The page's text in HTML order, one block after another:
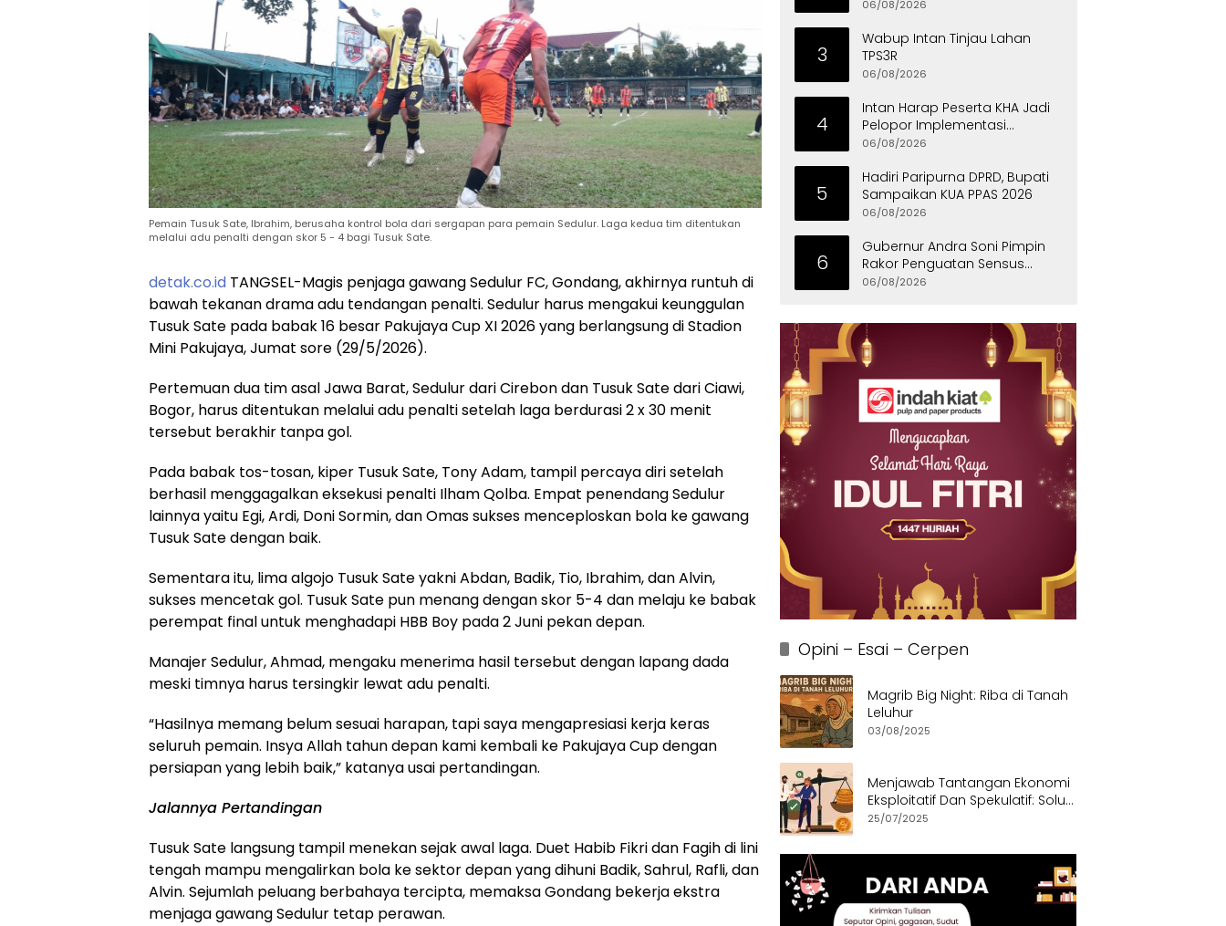
Pemain Tusuk Sate, Ibrahim, berusaha kontrol bola dari sergapan para pemain Sedulur. Laga kedua tim ditentukan
melalui adu penalti dengan skor 5 - 4 bagi Tusuk Sate.
detak.co.id TANGSEL-Magis penjaga gawang Sedulur FC, Gondang, akhirnya runtuh di
bawah tekanan drama adu tendangan penalti. Sedulur harus mengakui keunggulan
Tusuk Sate pada babak 16 besar Pakujaya Cup XI 2026 yang berlangsung di Stadion
Mini Pakujaya, Jumat sore (29/5/2026).
Pertemuan dua tim asal Jawa Barat, Sedulur dari Cirebon dan Tusuk Sate dari Ciawi,
Bogor, harus ditentukan melalui adu penalti setelah laga berdurasi 2 x 30 menit
tersebut berakhir tanpa gol.
Pada babak tos-tosan, kiper Tusuk Sate, Tony Adam, tampil percaya diri setelah
berhasil menggagalkan eksekusi penalti Ilham Qolba. Empat penendang Sedulur
lainnya yaitu Egi, Ardi, Doni Sormin, dan Omas sukses menceploskan bola ke gawang
Tusuk Sate dengan baik.
Sementara itu, lima algojo Tusuk Sate yakni Abdan, Badik, Tio, Ibrahim, dan Alvin,
sukses mencetak gol. Tusuk Sate pun menang dengan skor 5-4 dan melaju ke babak
perempat final untuk menghadapi HBB Boy pada 2 Juni pekan depan.
Manajer Sedulur, Ahmad, mengaku menerima hasil tersebut dengan lapang dada
meski timnya harus tersingkir lewat adu penalti.
“Hasilnya memang belum sesuai harapan, tapi saya mengapresiasi kerja keras
seluruh pemain. Insya Allah tahun depan kami kembali ke Pakujaya Cup dengan
persiapan yang lebih baik,” katanya usai pertandingan.
Jalannya Pertandingan
Tusuk Sate langsung tampil menekan sejak awal laga. Duet Habib Fikri dan Fagih di lini
tengah mampu mengalirkan bola ke sektor depan yang dihuni Badik, Sahrul, Rafli, dan
Alvin. Sejumlah peluang berbahaya tercipta, memaksa Gondang bekerja ekstra
menjaga gawang Sedulur tetap perawan.
06/08/2026
3
Wabup Intan Tinjau Lahan
TPS3R
06/08/2026
4
Intan Harap Peserta KHA Jadi
Pelopor Implementasi
Permainan Tradisional
06/08/2026
5
Hadiri Paripurna DPRD, Bupati
Sampaikan KUA PPAS 2026
06/08/2026
6
Gubernur Andra Soni Pimpin
Rakor Penguatan Sensus
Ekonomi 2026 Provinsi Banten
06/08/2026
Opini – Esai – Cerpen
Magrib Big Night: Riba di Tanah
Leluhur
03/08/2025
Menjawab Tantangan Ekonomi
Eksploitatif Dan Spekulatif: Solusi
Etis dan Berkeadilan
25/07/2025